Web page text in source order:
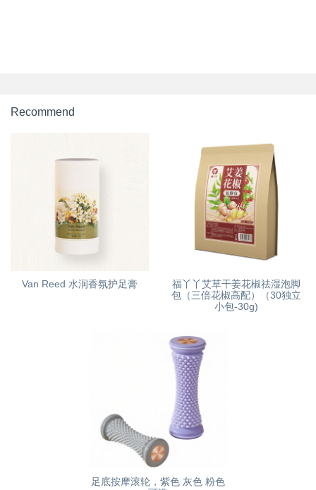
Recommend
Van Reed 水润香氛护足膏
福丫丫艾草干姜花椒祛湿泡脚
包（三倍花椒高配）（30独立
小包-30g)
足底按摩滚轮，紫色 灰色 粉色